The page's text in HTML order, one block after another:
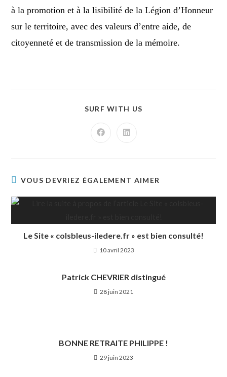
à la promotion et à la lisibilité de la Légion d’Honneur
sur le territoire, avec des valeurs d’entre aide, de
citoyenneté et de transmission de la mémoire.
SURF WITH US
VOUS DEVRIEZ ÉGALEMENT AIMER
Le Site « colsbleus-iledere.fr » est bien consulté!
10 avril 2023
Patrick CHEVRIER distingué
28 juin 2021
BONNE RETRAITE PHILIPPE !
29 juin 2023